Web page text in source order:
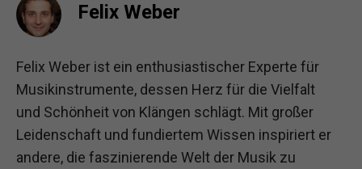
Felix Weber
Felix Weber ist ein enthusiastischer Experte für
Musikinstrumente, dessen Herz für die Vielfalt
und Schönheit von Klängen schlägt. Mit großer
Leidenschaft und fundiertem Wissen inspiriert er
andere, die faszinierende Welt der Musik zu